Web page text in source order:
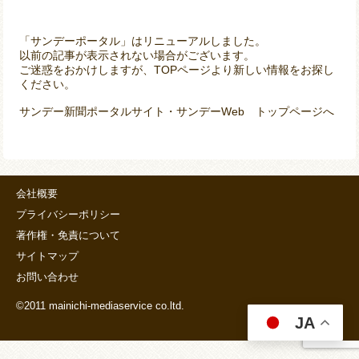
「サンデーポータル」はリニューアルしました。
以前の記事が表示されない場合がございます。
ご迷惑をおかけしますが、TOPページより新しい情報をお探し
ください。
サンデー新聞ポータルサイト・サンデーWeb トップページへ
会社概要
プライバシーポリシー
著作権・免責について
サイトマップ
お問い合わせ
©2011 mainichi-mediaservice co.ltd.
JA